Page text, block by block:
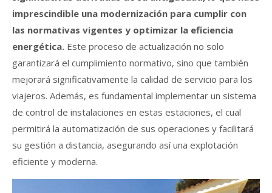
imprescindible una modernización para cumplir con
las normativas vigentes y optimizar la eficiencia
energética. Este proceso de actualización no solo
garantizará el cumplimiento normativo, sino que también
mejorará significativamente la calidad de servicio para los
viajeros. Además, es fundamental implementar un sistema
de control de instalaciones en estas estaciones, el cual
permitirá la automatización de sus operaciones y facilitará
su gestión a distancia, asegurando así una explotación
eficiente y moderna.